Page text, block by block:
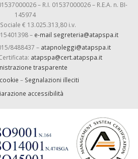
– R.I. 01537000026 – R.E.A. n. BI-
145974
€ 13.025.313,80 i.v.
– e-mail segreteria@atapspa.it
8488437 – atapnoleggi@atapspa.it
atapspa@cert.atapspa.it
trasparente
– Segnalazioni illeciti
accessibilità